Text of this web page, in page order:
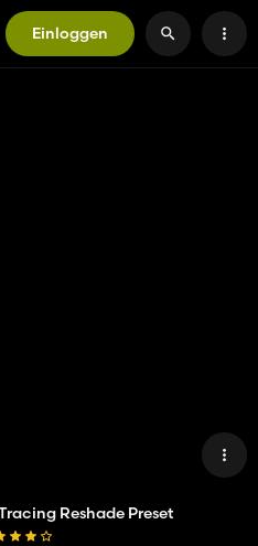
Einloggen
Reshade Preset